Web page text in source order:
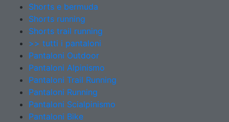
Shorts e bermuda
Shorts running
Shorts trail running
>> tutti i pantaloni
Pantaloni Outdoor
Pantaloni Alpinismo
Pantaloni Trail Running
Pantaloni Running
Pantaloni Scialpinismo
Pantaloni Bike